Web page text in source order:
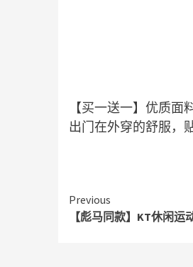
【买一送一】优质
出门在外穿的舒服，
Continue
Reading
Previous
【彪马同款】KT休闲运